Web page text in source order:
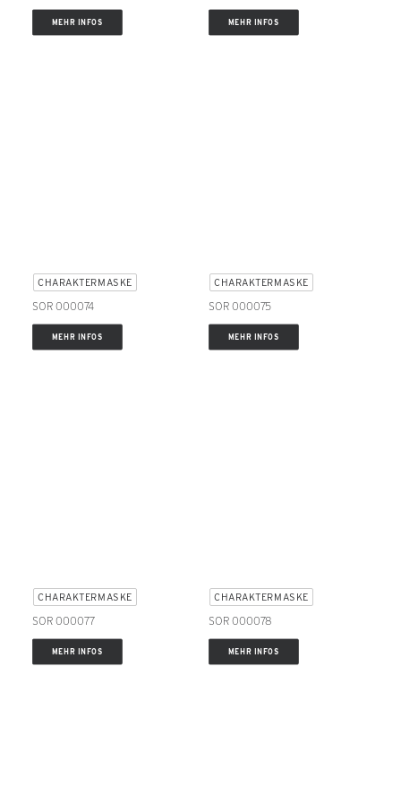
MEHR INFOS MEHR INFOS
CHARAKTERMASKE
SOR 000074
MEHR INFOS
CHARAKTERMASKE
SOR 000075
MEHR INFOS
CHARAKTERMASKE
SOR 000077
MEHR INFOS
CHARAKTERMASKE
SOR 000078
MEHR INFOS